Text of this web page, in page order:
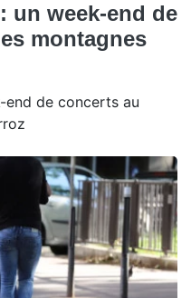
un week-end de
montagnes
end de concerts au